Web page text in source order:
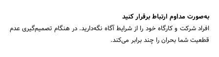
به‌صورت مداوم ارتباط برقرار کنید
افراد شرکت و کارگاه خود را از شرایط آگاه نگه‌دارید. در هنگام تصمیم‌گیری عدم
قطعیت شما بحران را چند برابر می‌کند.